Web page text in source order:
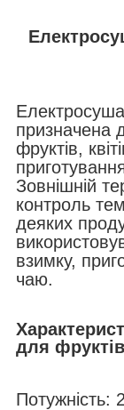
призначена
фруктів,
Зовнішній
контроль
деяких
взимку,
чаю.
для
Потужність: